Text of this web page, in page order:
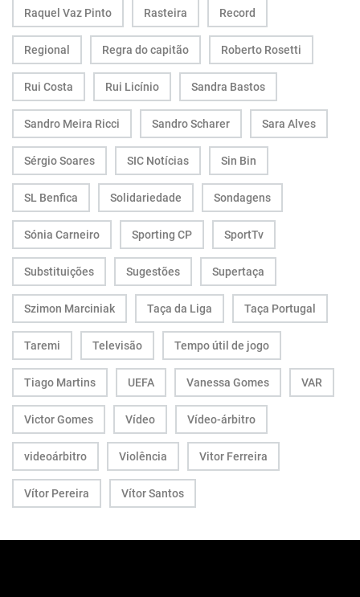
Raquel Vaz Pinto Rasteira Record
Regional Regra do capitão Roberto Rosetti
Rui Costa Rui Licínio Sandra Bastos
Sandro Meira Ricci Sandro Scharer Sara Alves
Sérgio Soares SIC Notícias Sin Bin
SL Benfica Solidariedade Sondagens
Sónia Carneiro Sporting CP SportTv
Substituições Sugestões Supertaça
Szimon Marciniak Taça da Liga Taça Portugal
Taremi Televisão Tempo útil de jogo
Tiago Martins UEFA Vanessa Gomes VAR
Victor Gomes Vídeo Vídeo-árbitro
videoárbitro Violência Vitor Ferreira
Vítor Pereira Vítor Santos